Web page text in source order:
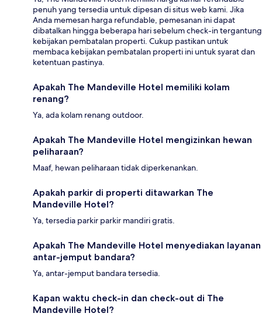
penuh yang tersedia untuk dipesan di situs web kami. Jika
Anda memesan harga refundable, pemesanan ini dapat
dibatalkan hingga beberapa hari sebelum check-in tergantung
kebijakan pembatalan properti. Cukup pastikan untuk
membaca kebijakan pembatalan properti ini untuk syarat dan
ketentuan pastinya.
Apakah The Mandeville Hotel memiliki kolam
renang?
Ya, ada kolam renang outdoor.
Apakah The Mandeville Hotel mengizinkan hewan
peliharaan?
Maaf, hewan peliharaan tidak diperkenankan.
Apakah parkir di properti ditawarkan The
Mandeville Hotel?
Ya, tersedia parkir parkir mandiri gratis.
Apakah The Mandeville Hotel menyediakan layanan
antar-jemput bandara?
Ya, antar-jemput bandara tersedia.
Kapan waktu check-in dan check-out di The
Mandeville Hotel?